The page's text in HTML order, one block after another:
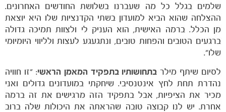
שלמים בגלל כל מה שעברנו בשלושת החודשים האחרונים.
ההצלחה שהוא הביא למועדון בשתי הקדנציות שלו היא יוצאת
מן הכלל. ברמה האישית, הוא העניק לי ולצוות תמיכה גדולה
ברגעים הטובים והפחות טובים, ונתגעגע לעצות ולליווי היומיומי
שלו".
לסיום שיתף מילר בתחושותיו בתפקיד המאמן הראשי: "זו חוויה
נהדרת תחת לחץ אינטנסיבי. שיחקתי במועדונים גדולים ואני
מכיר את הציפיות, אבל בתפקיד הזה מרגישים את זה ברמה
אחרת. יש לנו קבוצה טובה שהראתה את היכולות שלה ברוב